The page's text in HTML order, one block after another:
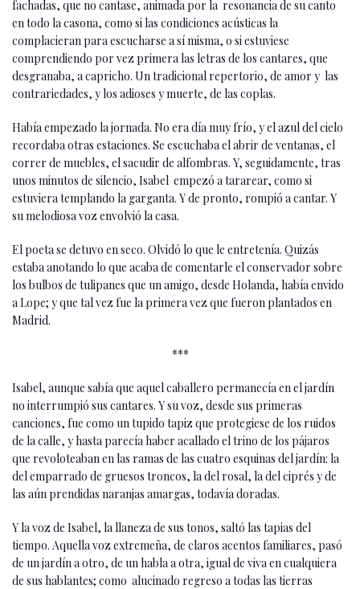
fachadas, que no cantase, animada por la resonancia de su canto
en todo la casona, como si las condiciones acústicas la
complacieran para escucharse a sí misma, o si estuviese
comprendiendo por vez primera las letras de los cantares, que
desgranaba, a capricho. Un tradicional repertorio, de amor y las
contrariedades, y los adioses y muerte, de las coplas.
Había empezado la jornada. No era día muy frío, y el azul del cielo
recordaba otras estaciones. Se escuchaba el abrir de ventanas, el
correr de muebles, el sacudir de alfombras. Y, seguidamente, tras
unos minutos de silencio, Isabel empezó a tararear, como si
estuviera templando la garganta. Y de pronto, rompió a cantar. Y
su melodiosa voz envolvió la casa.
El poeta se detuvo en seco. Olvidó lo que le entretenía. Quizás
estaba anotando lo que acaba de comentarle el conservador sobre
los bulbos de tulipanes que un amigo, desde Holanda, había envido
a Lope; y que tal vez fue la primera vez que fueron plantados en
Madrid.
***
Isabel, aunque sabía que aquel caballero permanecía en el jardín
no interrumpió sus cantares. Y su voz, desde sus primeras
canciones, fue como un tupido tapiz que protegiese de los ruidos
de la calle, y hasta parecía haber acallado el trino de los pájaros
que revoloteaban en las ramas de las cuatro esquinas del jardín: la
del emparrado de gruesos troncos, la del rosal, la del ciprés y de
las aún prendidas naranjas amargas, todavía doradas.
Y la voz de Isabel, la llaneza de sus tonos, saltó las tapias del
tiempo. Aquella voz extremeña, de claros acentos familiares, pasó
de un jardín a otro, de un habla a otra, igual de viva en cualquiera
de sus hablantes; como alucinado regreso a todas las tierras